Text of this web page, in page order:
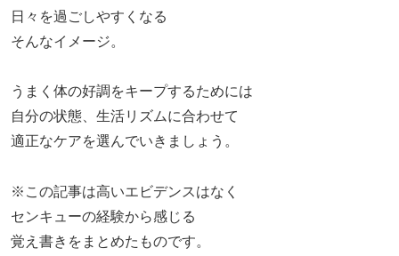
日々を過ごしやすくなる
そんなイメージ。
うまく体の好調をキープするためには
自分の状態、生活リズムに合わせて
適正なケアを選んでいきましょう。
※この記事は高いエビデンスはなく
センキューの経験から感じる
覚え書きをまとめたものです。